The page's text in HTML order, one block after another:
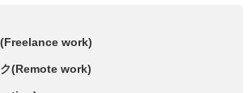
(Freelance work)
ク(Remote work)